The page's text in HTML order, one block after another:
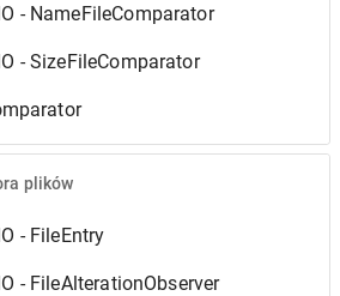
- NameFileComparator
- SizeFileComparator
plików
- FileEntry
- FileAlterationObserver